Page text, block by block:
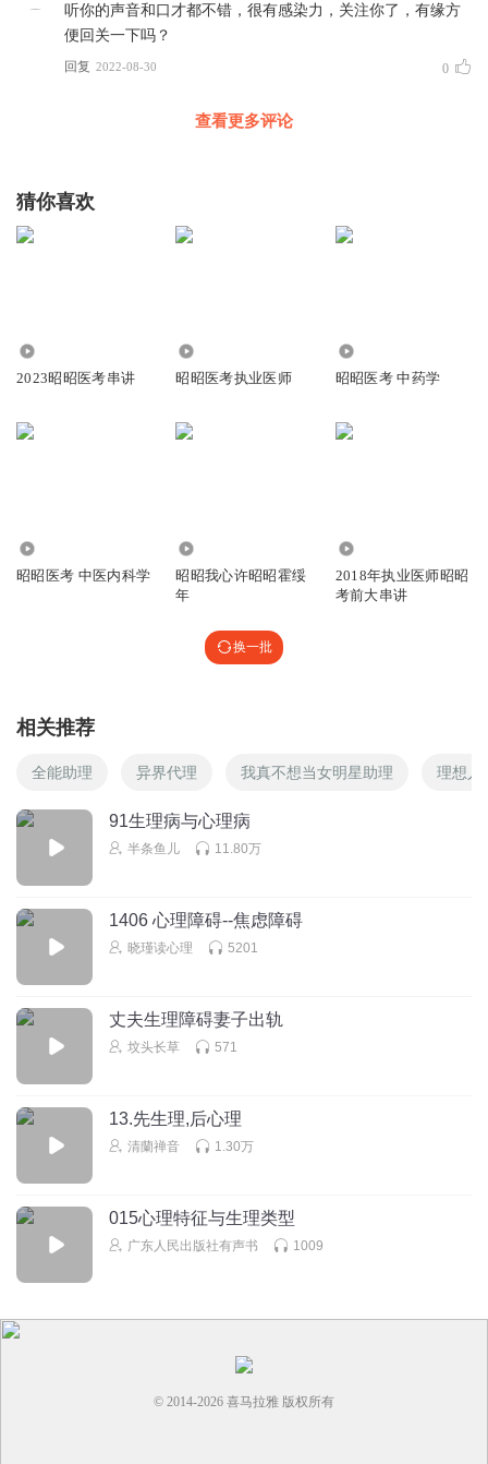
听你的声音和口才都不错，很有感染力，关注你了，有缘方
便回关一下吗？
回复 2022-08-30 0
查看更多评论
猜你喜欢
2023昭昭医考串讲 昭昭医考执业医师 昭昭医考 中药学
昭昭医考 中医内科学
昭昭我心许昭昭霍绥
年
2018年执业医师昭昭
考前大串讲
换一批
相关推荐
全能助理 异界代理 我真不想当女明星助理 理想人
91生理病与心理病
半条鱼儿 11.80万
1406 心理障碍--焦虑障碍
晓瑾读心理 5201
丈夫生理障碍妻子出轨
坟头长草 571
13.先生理,后心理
清蘭禅音 1.30万
015心理特征与生理类型
广东人民出版社有声书 1009
© 2014-2026 喜马拉雅 版权所有